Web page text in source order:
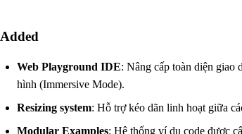
Added
Web Playground IDE: Nâng cấp toàn diện giao
hình (Immersive Mode).
Resizing system: Hỗ trợ kéo dãn linh hoạt giữa
Modular Examples: Hệ thống ví dụ code được